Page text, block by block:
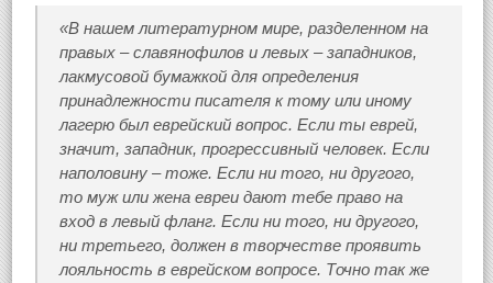
«В нашем литературном мире, разделенном на
правых – славянофилов и левых – западников,
лакмусовой бумажкой для определения
принадлежности писателя к тому или иному
лагерю был еврейский вопрос. Если ты еврей,
значит, западник, прогрессивный человек. Если
наполовину – тоже. Если ни того, ни другого,
то муж или жена евреи дают тебе право на
вход в левый фланг. Если ни того, ни другого,
ни третьего, должен в творчестве проявить
лояльность в еврейском вопросе. Точно так же